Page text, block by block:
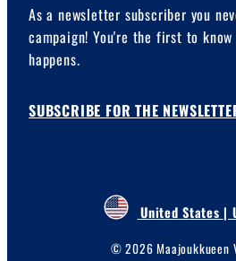
As a newsletter subscriber you
campaign! You're the first to know
happens.
SUBSCRIBE FOR THE
United States |
© 2026 Maajoukkueen